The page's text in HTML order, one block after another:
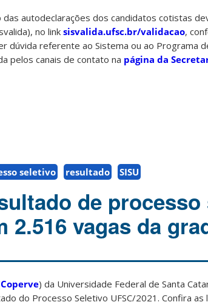
autodeclarações dos candidatos cotistas
no linksisvalida.ufsc.br/validacao,
dúvida referente ao Sistema ou ao Programa
pelos canais de contato na página da
seletivo resultado SISU
de
2.516 vagas da
Coperve) da Universidade Federal de Santa
do Processo Seletivo UFSC/2021. Confira